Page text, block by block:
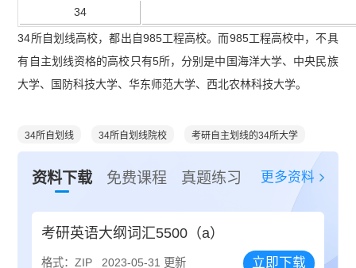
34
34所自划线高校，都出自985工程高校。而985工程高校中，不具
有自主划线资格的高校只有5所，分别是中国海洋大学、中央民族
大学、国防科技大学、华东师范大学、西北农林科技大学。
34所自划线 34所自划线院校 考研自主划线的34所大学
资料下载 免费课程 真题练习 更多资料
考研英语大纲词汇5500（a）
格式：ZIP 2023-05-31 更新 立即下载